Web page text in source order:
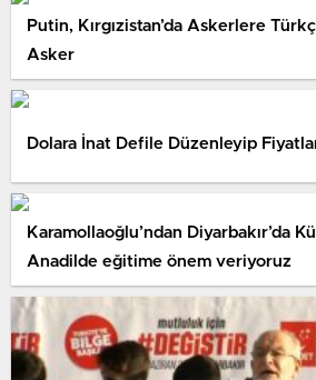
Putin, Kırgızistan’da Askerlere
Asker
Dolara İnat Defile Düzenleyip
Karamollaoğlu’ndan Diyarbakır’da
Anadilde eğitime önem veriyoruz